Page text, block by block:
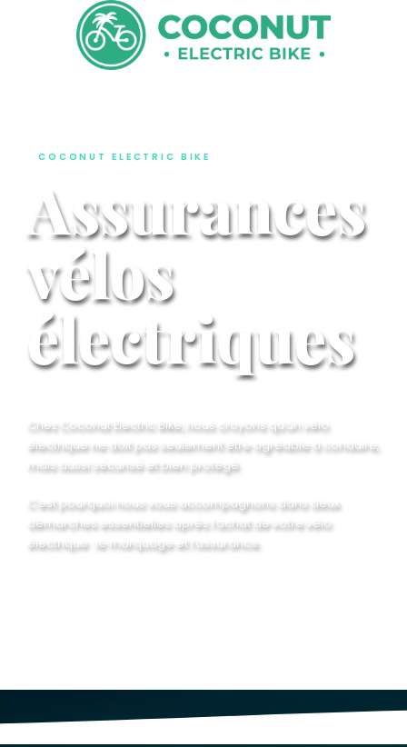
COCONUT ELECTRIC BIKE
Assurances
vélos
électriques
Chez Coconut Electric Bike, nous croyons qu’un vélo
électrique ne doit pas seulement être agréable à conduire,
mais aussi sécurisé et bien protégé.
C’est pourquoi nous vous accompagnons dans deux
démarches essentielles après l’achat de votre vélo
électrique : le marquage et l’assurance.